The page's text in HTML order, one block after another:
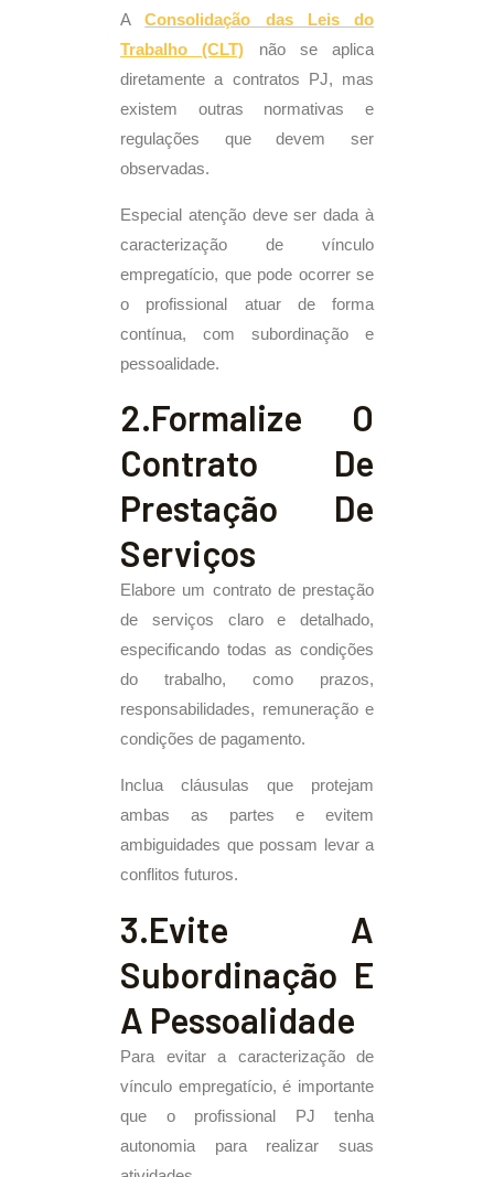
AConsolidação das Leis do
Trabalho (CLT) não se aplica
diretamente a contratos PJ, mas
existem outras normativas e
regulações que devem ser
observadas.
Especial atenção deve ser dada à
caracterização de vínculo
empregatício, que pode ocorrer se
o profissional atuar de forma
contínua, com subordinação e
pessoalidade.
2.Formalize O
Contrato De
Prestação De
Serviços
Elabore um contrato de prestação
de serviços claro e detalhado,
especificando todas as condições
do trabalho, como prazos,
responsabilidades, remuneração e
condições de pagamento.
Inclua cláusulas que protejam
ambas as partes e evitem
ambiguidades que possam levar a
conflitos futuros.
3.Evite A
Subordinação E
A Pessoalidade
Para evitar a caracterização de
vínculo empregatício, é importante
que o profissional PJ tenha
autonomia para realizar suas